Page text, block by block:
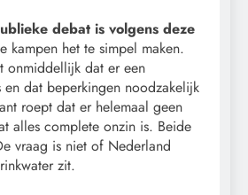
debat is volgens deze
kampen het te simpel maken.
onmiddellijk dat er een
en dat beperkingen noodzakelijk
roept dat er helemaal geen
alles complete onzin is. Beide
vraag is niet of Nederland
zit.